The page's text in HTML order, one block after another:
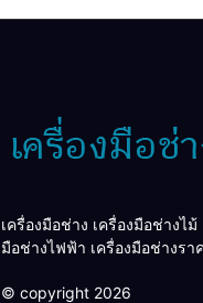
เครื่องมือช่าง เครื่องมือช่างไ
มือช่างไฟฟ้า เครื่องมือช่างรา
© copyright 2026